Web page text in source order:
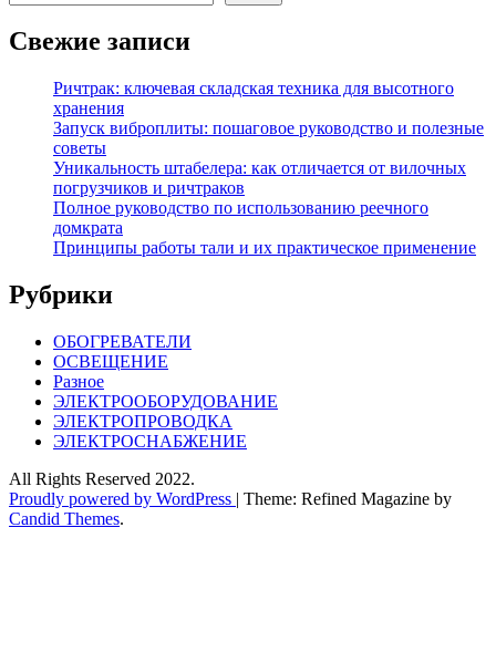
Свежие записи
Ричтрак: ключевая складская техника для высотного
хранения
Запуск виброплиты: пошаговое руководство и полезные
советы
Уникальность штабелера: как отличается от вилочных
погрузчиков и ричтраков
Полное руководство по использованию реечного
домкрата
Принципы работы тали и их практическое применение
Рубрики
ОБОГРЕВАТЕЛИ
ОСВЕЩЕНИЕ
Разное
ЭЛЕКТРООБОРУДОВАНИЕ
ЭЛЕКТРОПРОВОДКА
ЭЛЕКТРОСНАБЖЕНИЕ
All Rights Reserved 2022.
Proudly powered by WordPress | Theme: Refined Magazine by
Candid Themes.